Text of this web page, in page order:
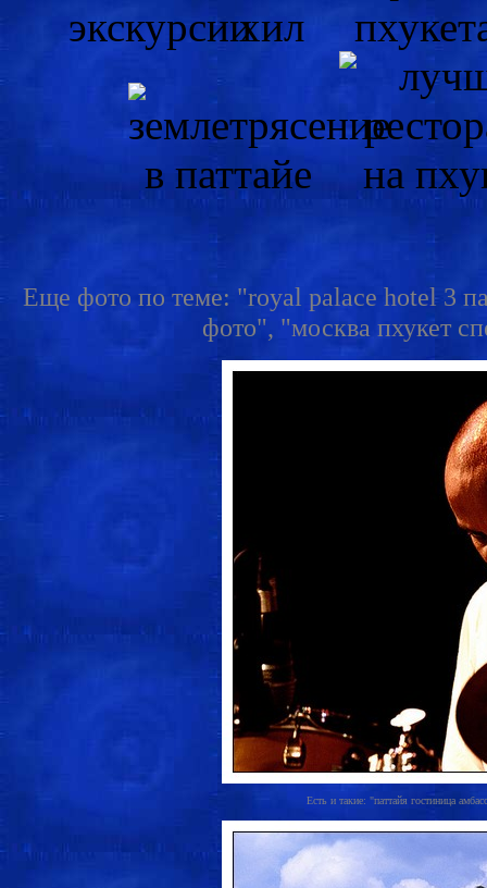
Еще фото по теме: "royal palace hotel 3
фото", "москва пхукет
Есть и такие: "паттайя гостиница